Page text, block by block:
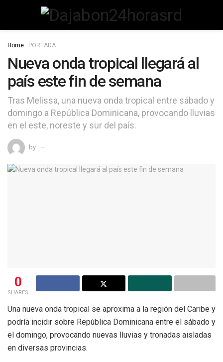
Home PORTADA
Nueva onda tropical llegará al
país este fin de semana
Tras Melissa, una nueva onda tropical entre sábado y
domingo a República Dominicana, provocando lluvias
en el este, noreste y sur del país.
by
0
SHARES
Una nueva onda tropical se aproxima a la región del Caribe y
podría incidir sobre República Dominicana entre el sábado y
el domingo, provocando nuevas lluvias y tronadas aisladas
en diversas provincias.